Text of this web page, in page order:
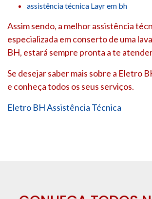
assistência técnica Layr em bh
Assim sendo, a melhor assistência
especializada em conserto de uma
BH, estará sempre pronta a te
Se desejar saber mais sobre a Eletro
e conheça todos os seus serviços.
Eletro BH Assistência Técnica